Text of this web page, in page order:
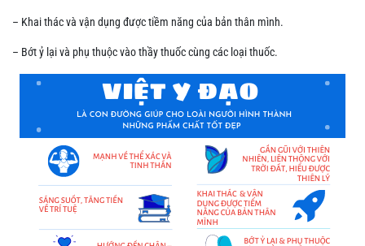
– Khai thác và vận dụng được tiềm năng của bản thân mình.
– Bớt ỷ lại và phụ thuộc vào thầy thuốc cùng các loại thuốc.